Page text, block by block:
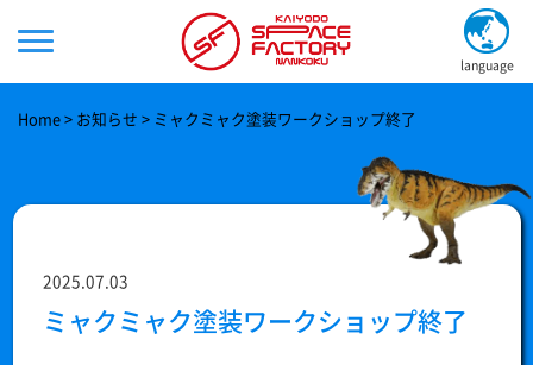
language
Home お知らせ ミャクミャク塗装ワークショップ終了
2025.07.03
ミャクミャク塗装ワークショップ終了